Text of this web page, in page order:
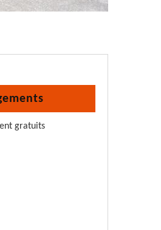
gratuits